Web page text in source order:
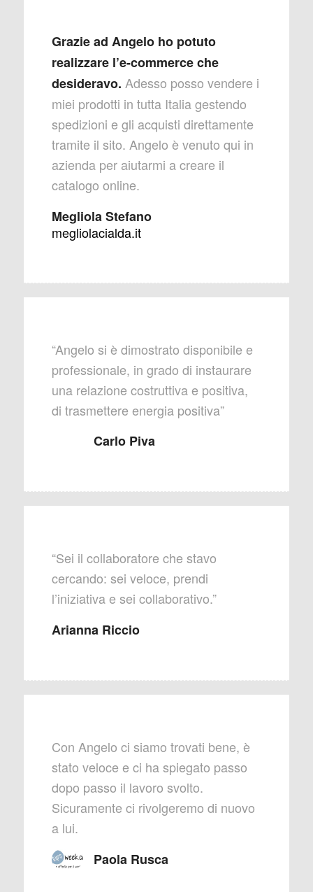
Grazie ad Angelo ho potuto
realizzare l’e-commerce che
desideravo. Adesso posso vendere i
miei prodotti in tutta Italia gestendo
spedizioni e gli acquisti direttamente
tramite il sito. Angelo è venuto qui in
azienda per aiutarmi a creare il
catalogo online.
Megliola Stefano
megliolacialda.it
“Angelo si è dimostrato disponibile e
professionale, in grado di instaurare
una relazione costruttiva e positiva,
di trasmettere energia positiva”
Carlo Piva
“Sei il collaboratore che stavo
cercando: sei veloce, prendi
l’iniziativa e sei collaborativo.”
Arianna Riccio
Con Angelo ci siamo trovati bene, è
stato veloce e ci ha spiegato passo
dopo passo il lavoro svolto.
Sicuramente ci rivolgeremo di nuovo
a lui.
Paola Rusca